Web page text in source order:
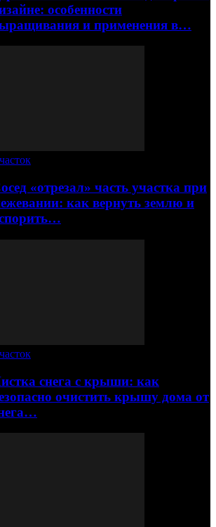
особенности
и применения в…
«отрезал» часть участка при
как вернуть землю и
снега с крыши: как
очистить крышу дома от